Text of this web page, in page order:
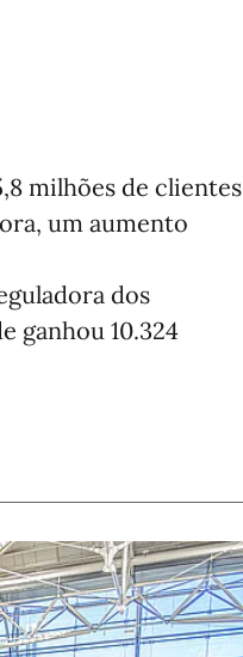
milhões de clientes
um aumento
dos
ganhou 10.324